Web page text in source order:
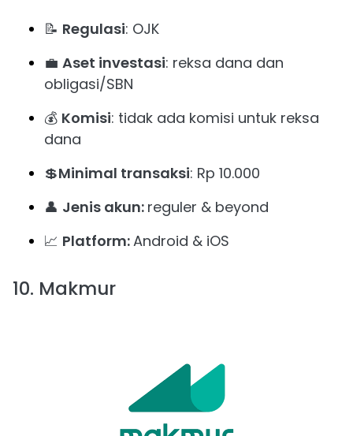
📝 Regulasi: OJK
💼 Aset investasi: reksa dana dan
obligasi/SBN
💰 Komisi: tidak ada komisi untuk reksa
dana
💲Minimal transaksi: Rp 10.000
👤 Jenis akun: reguler & beyond
📈 Platform:Android & iOS
10. Makmur